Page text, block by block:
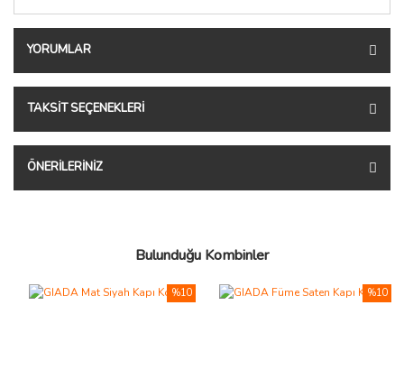
YORUMLAR
TAKSIT SEÇENEKLERI
ÖNERILERINIZ
Bulunduğu Kombinler
%10 %10